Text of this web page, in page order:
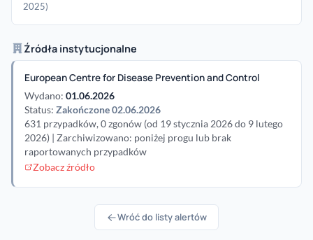
2025)
Źródła instytucjonalne
European Centre for Disease Prevention and Control
Wydano: 01.06.2026
Status: Zakończone 02.06.2026
631 przypadków, 0 zgonów (od 19 stycznia 2026 do 9 lutego
2026) | Zarchiwizowano: poniżej progu lub brak
raportowanych przypadków
Zobacz źródło
Wróć do listy alertów